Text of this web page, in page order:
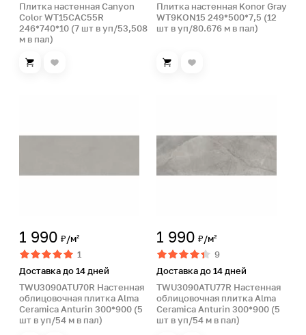
Плитка настенная Canyon
Color WT15CAC55R
246*740*10 (7 шт в уп/53,508
м в пал)
Плитка настенная Konor Gray
WT9KON15 249*500*7,5 (12
шт в уп/80.676 м в пал)
1 990 ₽/м²
1
Доставка до 14 дней
TWU3090ATU70R Настенная
облицовочная плитка Alma
Ceramica Anturin 300*900 (5
шт в уп/54 м в пал)
1 990 ₽/м²
9
Доставка до 14 дней
TWU3090ATU77R Настенная
облицовочная плитка Alma
Ceramica Anturin 300*900 (5
шт в уп/54 м в пал)